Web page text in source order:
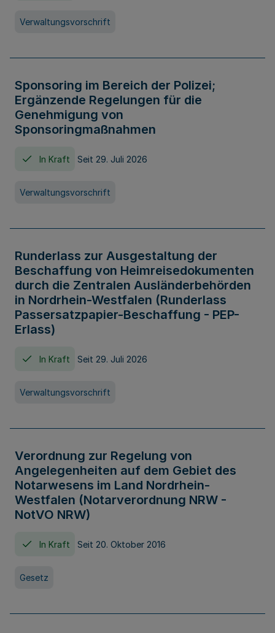
Verwaltungsvorschrift
Sponsoring im Bereich der Polizei;
Ergänzende Regelungen für die
Genehmigung von
Sponsoringmaßnahmen
In Kraft Seit 29. Juli 2026
Verwaltungsvorschrift
Runderlass zur Ausgestaltung der
Beschaffung von Heimreisedokumenten
durch die Zentralen Ausländerbehörden
in Nordrhein-Westfalen (Runderlass
Passersatzpapier-Beschaffung - PEP-
Erlass)
In Kraft Seit 29. Juli 2026
Verwaltungsvorschrift
Verordnung zur Regelung von
Angelegenheiten auf dem Gebiet des
Notarwesens im Land Nordrhein-
Westfalen (Notarverordnung NRW -
NotVO NRW)
In Kraft Seit 20. Oktober 2016
Gesetz